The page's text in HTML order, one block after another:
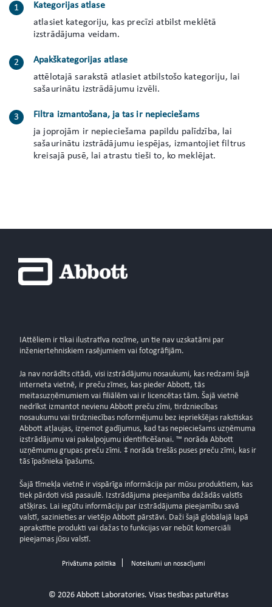
Kategorijas atlase
atlasiet kategoriju, kas precīzi atbilst meklētā
izstrādājuma veidam.
Apakškategorijas atlase
attēlotajā sarakstā atlasiet atbilstošo kategoriju, lai
sašaurinātu izstrādājumu izvēli.
Filtra izmantošana, ja tas ir nepieciešams
ja joprojām ir nepieciešama papildu palīdzība, lai
sašaurinātu izstrādājumu iespējas, izmantojiet filtrus
kreisajā pusē, lai atrastu tieši to, ko meklējat.
IAttēliem ir tikai ilustratīva nozīme, un tie nav uzskatāmi par
inženiertehniskiem rasējumiem vai fotogrāfijām.
Ja nav norādīts citādi, visi izstrādājumu nosaukumi, kas redzami šajā
interneta vietnē, ir preču zīmes, kas pieder Abbott, tās
meitasuzņēmumiem vai filiālēm vai ir licencētas tām. Šajā vietnē
nedrīkst izmantot nevienu Abbott preču zīmi, tirdzniecības
nosaukumu vai tirdzniecības noformējumu bez iepriekšējas rakstiskas
Abbott atļaujas, izņemot gadījumus, kad tas nepieciešams uzņēmuma
izstrādājumu vai pakalpojumu identificēšanai. ™ norāda Abbott
uzņēmumu grupas preču zīmi. ‡ norāda trešās puses preču zīmi, kas ir
tās īpašnieka īpašums.
Šajā tīmekļa vietnē ir vispārīga informācija par mūsu produktiem, kas
tiek pārdoti visā pasaulē. Izstrādājuma pieejamība dažādās valstīs
atšķiras. Lai iegūtu informāciju par izstrādājuma pieejamību savā
valstī, sazinieties ar vietējo Abbott pārstāvi. Daži šajā globālajā lapā
aprakstītie produkti vai dažas to funkcijas var nebūt komerciāli
pieejamas jūsu valstī.
Privātuma politika Noteikumi un nosacījumi
© 2026 Abbott Laboratories. Visas tiesības paturētas